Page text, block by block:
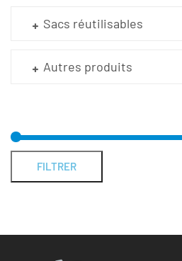
Sacs réutilisables
Autres produits
FILTRER